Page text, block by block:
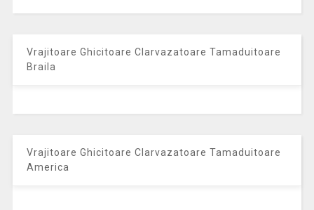
Vrajitoare Ghicitoare Clarvazatoare Tamaduitoare
Braila
Vrajitoare Ghicitoare Clarvazatoare Tamaduitoare
America